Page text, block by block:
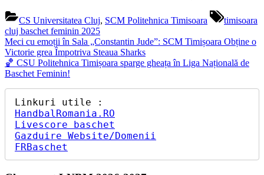
CS Universitatea Cluj, SCM Politehnica Timisoara
Tags:
timisoara
cluj baschet feminin 2025
Navigare
în
articole
Previous
Post:
Meci cu emoții în Sala „Constantin Jude”: SCM Timișoara Obține o
Victorie grea Împotriva Steaua Sharks
Next
Post:
🏀 CSU Politehnica Timișoara sparge gheața în Liga Națională de
Baschet Feminin!
HandbalRomania.RO
Livescore baschet
Gazduire Website/Domenii
FRBaschet